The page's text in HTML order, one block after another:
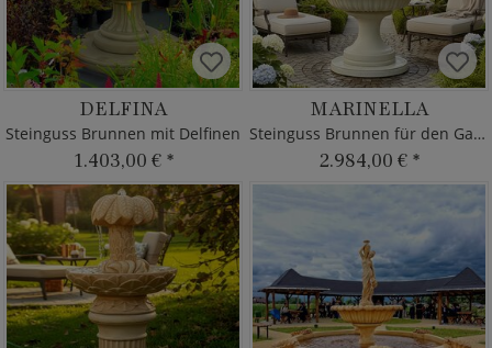
DELFINA
Steinguss Brunnen mit Delfinen
1.403,00 € *
MARINELLA
Steinguss Brunnen für den Garten
2.984,00 € *